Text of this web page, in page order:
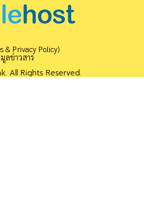
& Privacy Policy)
ลข่าวสาร
All Rights Reserved.